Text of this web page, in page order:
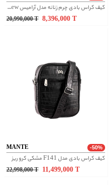
کیف کراس بادی چرم زنانه مدل آرامیس new - زرشکی
20,990,000 T 8,396,000
MANTE -50%
کیف کراس بادی مدل F141 مشکی کرو ریز
22,998,000 T 11,499,000